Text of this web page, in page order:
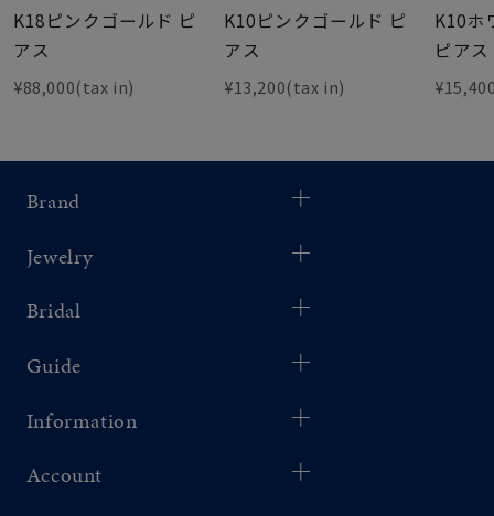
K18ピンクゴールド ピ
アス
¥88,000(tax in)
K10ピンクゴールド ピ
アス
¥13,200(tax in)
K10ホ
ピアス
Brand
Jewelry
Bridal
Guide
Information
Account